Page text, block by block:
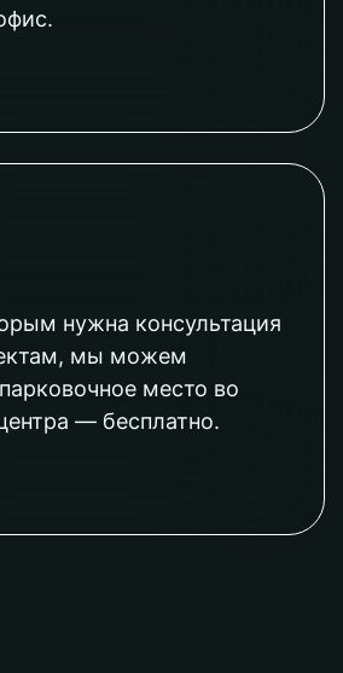
нужна консультация
мы можем
место во
— бесплатно.